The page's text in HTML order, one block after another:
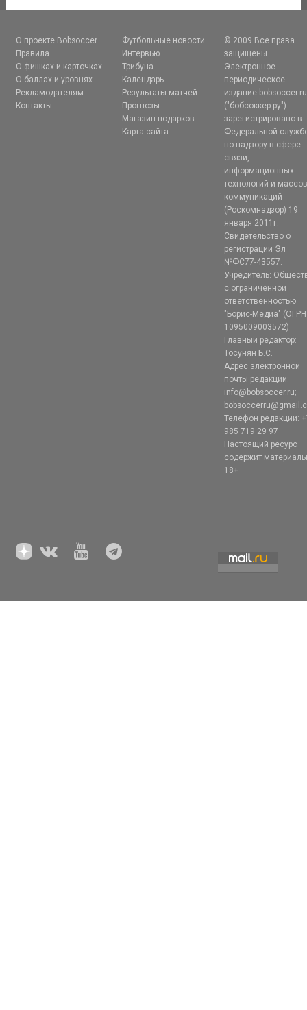
О проекте Bobsoccer
Правила
О фишках и карточках
О баллах и уровнях
Рекламодателям
Контакты
Футбольные новости
Интервью
Трибуна
Календарь
Результаты матчей
Прогнозы
Магазин подарков
Карта сайта
© 2009 Все права
защищены.
Электронное
периодическое
издание bobsoccer.ru
("бобсоккер.ру")
зарегистрировано в
Федеральной
по надзору в сфере
связи,
информационных
технологий и
коммуникаций
(Роскомнадзор) 19
января 2011г.
Свидетельство о
регистрации Эл
№ФС77-43557.
Учредитель:
с ограниченной
ответственностью
"Борис-Медиа" (ОГРН
1095009003572)
Главный редактор:
Тосунян Б.С.
Адрес электронной
почты редакции:
info@bobsoccer.ru;
Телефон редакции:
985 719 29 97
Настоящий ресурс
содержит
18+